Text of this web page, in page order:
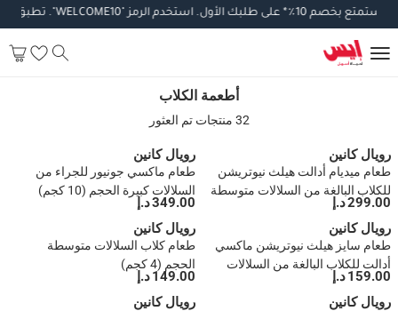
بخصم10 ٪*على طلبك الأول.استخدم الرمز"WELCOME10". تطبق
أطعمة الكلاب
32 منتجات تم العثور
رويال كانين
طعام ميديام أدالت هيلث نيوتريشن
للكلاب البالغة من السلالات متوسطة
الحجم (10 كجم)
299.00 د.إ
رويال كانين
طعام ماكسي جونيور للجراء من
السلالات كبيرة الحجم (10 كجم)
349.00 د.إ
رويال كانين
طعام سايز هيلث نيوتريشن ماكسي
أدالت للكلاب البالغة من السلالات
كبيرة الحجم (4 كجم)
159.00 د.إ
رويال كانين
طعام كلاب السلالات متوسطة
الحجم (4 كجم)
149.00 د.إ
رويال كانين
رويال كانين